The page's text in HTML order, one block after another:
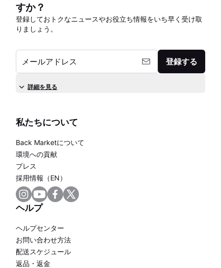
すか？
登録しておトクなニュースやお役立ち情報をいち早く受け取
りましょう。
メールアドレス 登録する
詳細を見る
私たちについて
Back Marketについて
環境への貢献
プレス
採用情報（EN）
ヘルプ
ヘルプセンター
お問い合わせ方法
配送スケジュール
返品・返金